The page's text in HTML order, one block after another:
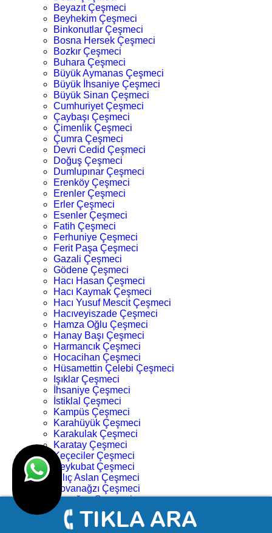
Beyazıt Çeşmeci
Beyhekim Çeşmeci
Binkonutlar Çeşmeci
Bosna Hersek Çeşmeci
Bozkır Çeşmeci
Buhara Çeşmeci
Büyük Aymanas Çeşmeci
Büyük İhsaniye Çeşmeci
Büyük Sinan Çeşmeci
Cumhuriyet Çeşmeci
Çaybaşı Çeşmeci
Çimenlik Çeşmeci
Çumra Çeşmeci
Devri Cedid Çeşmeci
Doğuş Çeşmeci
Dumlupınar Çeşmeci
Erenköy Çeşmeci
Erenler Çeşmeci
Erler Çeşmeci
Esenler Çeşmeci
Fatih Çeşmeci
Ferhuniye Çeşmeci
Ferit Paşa Çeşmeci
Gazali Çeşmeci
Gödene Çeşmeci
Hacı Hasan Çeşmeci
Hacı Kaymak Çeşmeci
Hacı Yusuf Mescit Çeşmeci
Hacıveyiszade Çeşmeci
Hamza Oğlu Çeşmeci
Hanay Başı Çeşmeci
Harmancık Çeşmeci
Hocacihan Çeşmeci
Hüsamettin Çelebi Çeşmeci
Işıklar Çeşmeci
İhsaniye Çeşmeci
İstiklal Çeşmeci
Kampüs Çeşmeci
Karahüyük Çeşmeci
Karakulak Çeşmeci
Karatay Çeşmeci
Keçeciler Çeşmeci
Keykubat Çeşmeci
Kılıç Aslan Çeşmeci
Kovanağzı Çeşmeci
Kozağaç Çeşmeci
Köprü Başı Çeşmeci
Köyceğiz Çeşmeci